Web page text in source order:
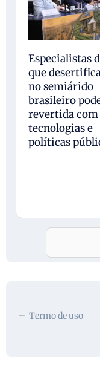
Especialistas
que
no semiárido
brasileiro
revertida com
tecnologias e
políticas
Termo de uso